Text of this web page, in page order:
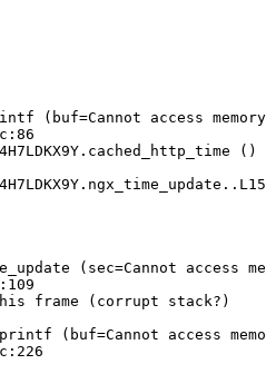
(buf=Cannot access
()
(sec=Cannot access
frame (corrupt stack?)
(buf=Cannot access